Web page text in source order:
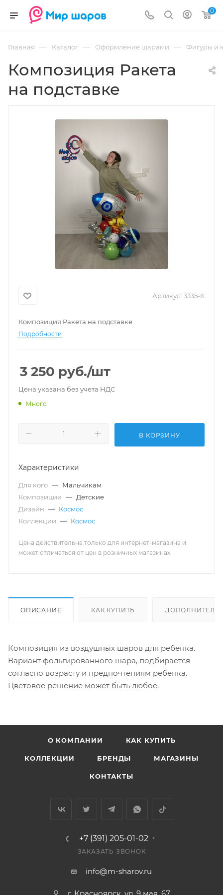
0
Главная — Каталог — Оформление шарами — Фигуры и
Композиция Ракета
на подставке
Артикул: 3335-К
Композиция Ракета на подставке
Подробности
3 250 руб./шт
Цена указана без учета НДС
Много
В КОРЗИНУ
Характеристики
Для кого — Мальчикам
Композиции — Детские
Дизайн — Космос
Коллекции — Космос
Цена действительна только для интернет-магазина и
может отличаться от цен в розничных магазинах
ОПИСАНИЕ КАК КУПИТЬ
Композиция из воздушных шаров для ребенка.
Вариант фольгированного шара, подбирается
согласно возрасту и предпочтениям ребенка.
Цветовое решение может быть любое.
О КОМПАНИИ КАК КУПИТЬ
КОЛЛЕКЦИИ БРЕНДЫ МАГАЗИНЫ
КОНТАКТЫ
+7 (391) 205-01-02
ЗАКАЗАТЬ ЗВОНОК
info@m-sharov.ru